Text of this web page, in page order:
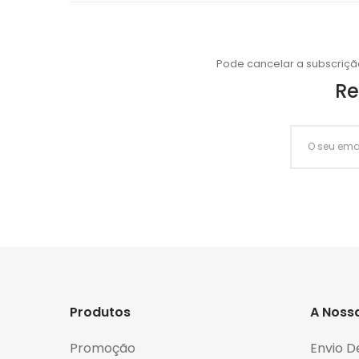
Pode cancelar a
Produtos
Promoção
A
Envio